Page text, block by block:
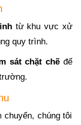
từ khu vực xử
quy trình.
sát chặt chẽđể
chuyển, chúng tôi